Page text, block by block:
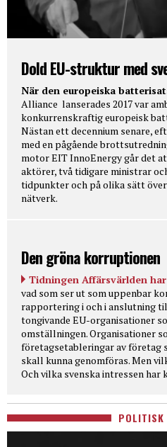
Dold EU-struktur med
När den europeiska
Alliance lanserades 2017 var
konkurrenskraftig europeisk
Nästan ett decennium senare,
med en pågående
motor EIT InnoEnergy går det
aktörer, två tidigare ministrar
tidpunkter och på olika sätt
nätverk.
Den gröna korruptionen
Tidningen Affärsvärlden
vad som ser ut som uppenbar
rapportering i och i anslutning
tongivande EU-organisationer
omställningen. Organisationer
företagsetableringar av företag
skall kunna genomföras. Men
Och vilka svenska intressen